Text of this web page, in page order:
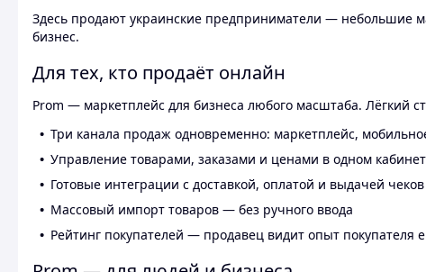
Здесь продают украинские предприниматели — небольшие
бизнес.
Для тех, кто продаёт онлайн
Prom — маркетплейс для бизнеса любого масштаба. Лёгкий
Три канала продаж одновременно: маркетплейс,
Управление товарами, заказами и ценами в одном
Готовые интеграции с доставкой, оплатой и выдачей чеков
Массовый импорт товаров — без ручного ввода
Рейтинг покупателей — продавец видит опыт покупателя